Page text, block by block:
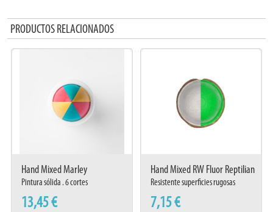
PRODUCTOS RELACIONADOS
Hand Mixed Marley
Pintura sólida . 6 cortes
13,45 €
Hand Mixed RW Fluor Reptilian
Resistente superficies rugosas
7,15 €